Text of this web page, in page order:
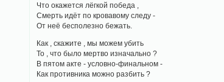
Что окажется лёгкой победа ,
Смерть идёт по кровавому следу -
От неё бесполезно бежать.
Как , скажите , мы можем убить
То , что было мертво изначально ?
В пятом акте - условно-финальном -
Как противника можно разбить ?